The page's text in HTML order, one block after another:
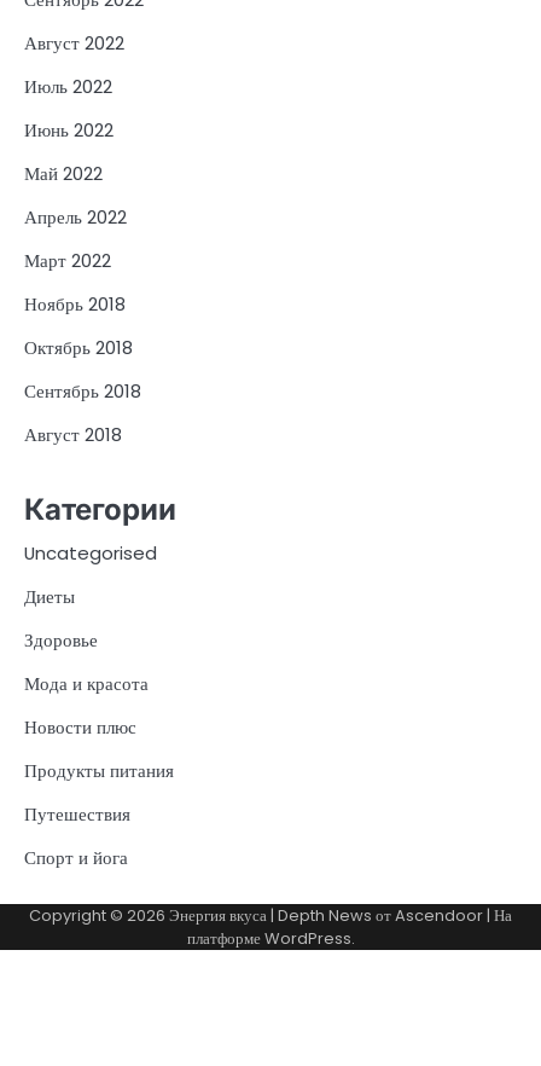
Август 2022
Июль 2022
Июнь 2022
Май 2022
Апрель 2022
Март 2022
Ноябрь 2018
Октябрь 2018
Сентябрь 2018
Август 2018
Категории
Uncategorised
Диеты
Здоровье
Мода и красота
Новости плюс
Продукты питания
Путешествия
Спорт и йога
Copyright © 2026 Энергия вкуса| Depth News отAscendoor| На
платформеWordPress.